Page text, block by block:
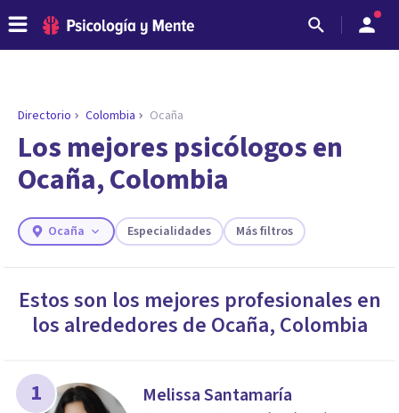
ENCONTRAR MI TERAPEUTA
¿Necesitas ayuda para encontrar el
psicólogo adecuado?
Responde a unas breves preguntas y te ofreceremos
necesidades.
Directorio Colombia Ocaña
Los mejores psicólogos en
Ocaña, Colombia
Ocaña Especialidades Más filtros
Estos son los mejores profesionales en
los alrededores de Ocaña, Colombia
1 Melissa Santamaría